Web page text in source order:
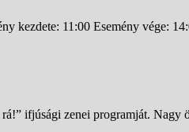
kezdete: 11:00 Esemény vége:
ifjúsági zenei programját. Nagy